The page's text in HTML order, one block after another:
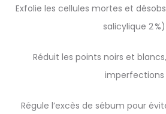
Exfolie les cellules mortes et
salicylique 2 %)
Réduit les points noirs et
imperfections
Régule l’excès de sébum pour